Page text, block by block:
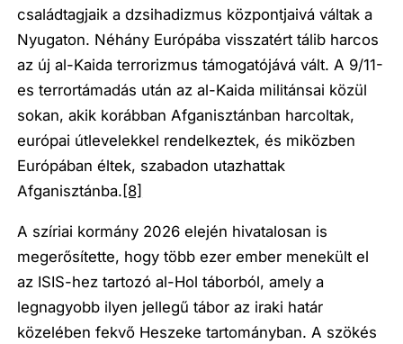
családtagjaik a dzsihadizmus központjaivá váltak a
Nyugaton. Néhány Európába visszatért tálib harcos
az új al-Kaida terrorizmus támogatójává vált. A 9/11-
es terrortámadás után az al-Kaida militánsai közül
sokan, akik korábban Afganisztánban harcoltak,
európai útlevelekkel rendelkeztek, és miközben
Európában éltek, szabadon utazhattak
Afganisztánba. [8]
A szíriai kormány 2026 elején hivatalosan is
megerősítette, hogy több ezer ember menekült el
az ISIS-hez tartozó al-Hol táborból, amely a
legnagyobb ilyen jellegű tábor az iraki határ
közelében fekvő Heszeke tartományban. A szökés